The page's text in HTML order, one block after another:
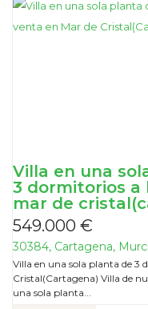
Villa en una
3 dormitorios a
mar de
549.000 €
30384, Cartagena,
Villa en una sola planta de 3
Cristal(Cartagena) Villa de
una sola planta...